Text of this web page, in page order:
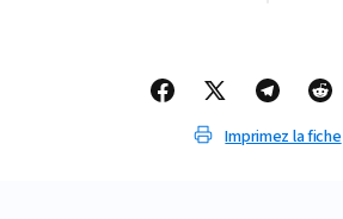
Imprimez la fiche